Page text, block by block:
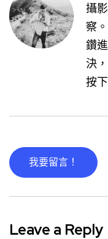
攝
察
鑽
決
按
我要留言！
Leave a Reply